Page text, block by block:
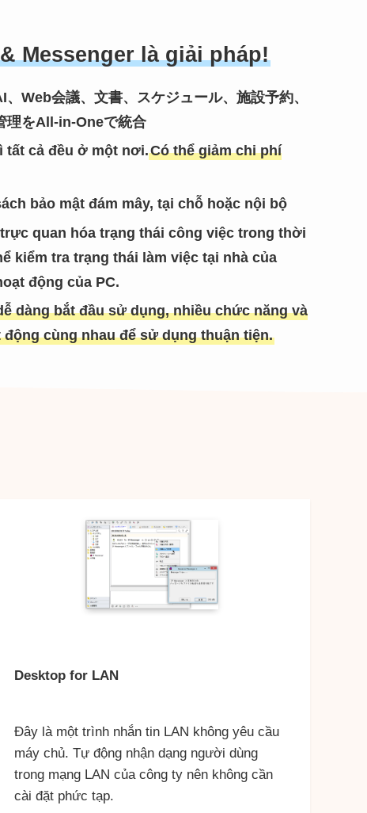
Messenger là giải pháp!
、Web会議、文書、スケジュール、施設予約、
理をAll-in-Oneで統合
tất cả đều ở một nơi.Có thể giảm chi phí
bảo mật đám mây, tại chỗ hoặc nội bộ
quan hóa trạng thái công việc trong thời
kiểm tra trạng thái làm việc tại nhà của
động của PC.
dàng bắt đầu sử dụng, nhiều chức năng và
cùng nhau để sử dụng thuận tiện.
Desktop for LAN
Đây là một trình nhắn tin LAN không yêu cầu
máy chủ. Tự động nhận dạng người dùng
trong mạng LAN của công ty nên không cần
cài đặt phức tạp.